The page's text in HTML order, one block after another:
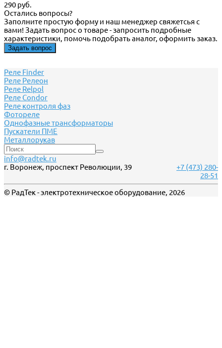
290 руб.
Остались вопросы?
Заполните простую форму и наш менеджер свяжетсья с
вами! Задать вопрос о товаре - запросить подробные
характеристики, помочь подобрать аналог, оформить заказ.
Задать вопрос
Реле Finder
Реле Релеон
Реле Relpol
Реле Сondor
Реле контроля фаз
Фотореле
Однофазные трансформаторы
Пускатели ПМЕ
Металлорукав
info@radtek.ru
г. Воронеж, проспект Революции, 39
+7 (473) 280-
28-51
© РадТек - электротехническое оборудование, 2026